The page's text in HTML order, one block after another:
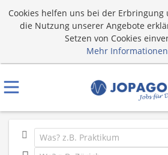
Cookies helfen uns bei der Erbringung
die Nutzung unserer Angebote
Setzen von Cookies
Mehr Informationen